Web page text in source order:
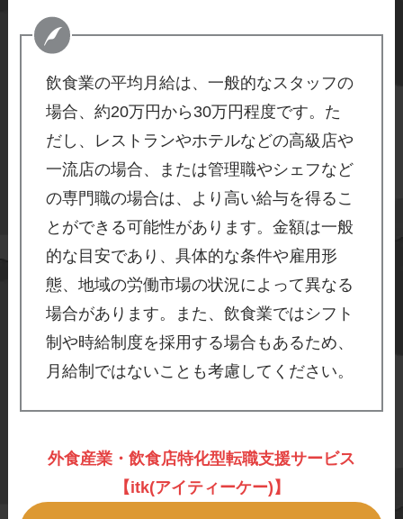
飲食業の平均月給は、一般的なスタッフの
場合、約20万円から30万円程度です。た
だし、レストランやホテルなどの高級店や
一流店の場合、または管理職やシェフなど
の専門職の場合は、より高い給与を得るこ
とができる可能性があります。金額は一般
的な目安であり、具体的な条件や雇用形
態、地域の労働市場の状況によって異なる
場合があります。また、飲食業ではシフト
制や時給制度を採用する場合もあるため、
月給制ではないことも考慮してください。
外食産業・飲食店特化型転職支援サービス
【itk(アイティーケー)】